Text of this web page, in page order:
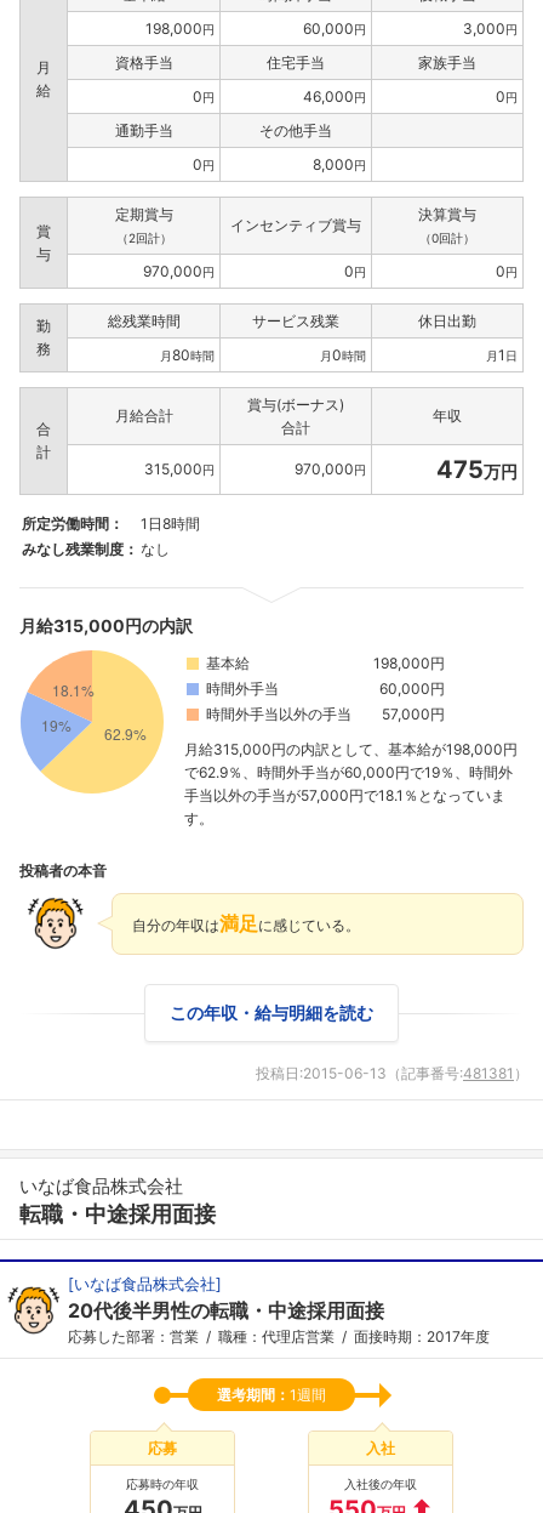
月
給
198,000円 60,000円 3,000円
資格手当 住宅手当
家族手当
0円 46,000円 0円
通勤手当
その他手当
0円 8,000円
賞
与
定期賞与
（2回計）
インセンティブ賞与
決算賞与
（0回計）
970,000円 0円 0円
勤
務
総残業時間 サービス残業 休日出勤
月80時間 月0時間 月1 日
合
計
月給合計
賞与(ボーナス)
合計
年収
315,000円 970,000円 475万円
所定労働時間：
1日8時間
みなし残業制度： なし
月給315,000円の内訳
基本給
198,000円
時間外手当
60,000円
時間外手当以外の手当
57,000円
月給315,000円の内訳として、基本給が198,000円
で62.9％、時間外手当が60,000円で19％、時間外
手当以外の手当が57,000円で18.1％となっていま
す。
投稿者の本音
自分の年収は満足 に感じている。
この年収・給与明細を読む
投稿日:2015-06-13 （記事番号:481381 ）
いなば食品株式会社
転職・中途採用面接
[いなば食品株式会社]
20代後半男性の転職・中途採用面接
応募した部署：営業 職種：代理店営業 面接時期：2017年度
選考期間： 1週間
応募
応募時の年収
入社
入社後の年収